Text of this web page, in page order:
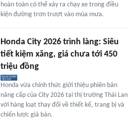
hoàn toàn có thể xảy ra chạy xe trong điều
kiện đường trơn trượt vào mùa mưa.
Honda City 2026 trình làng: Siêu
tiết kiệm xăng, giá chưa tới 450
triệu đồng
Honda vừa chính thức giới thiệu phiên bản
nâng cấp của City 2026 tại thị trường Thái Lan
với hàng loạt thay đổi về thiết kế, trang bị và
chiến lược giá bán.